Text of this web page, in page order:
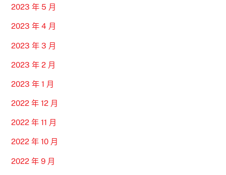
2023 年 5 月
2023 年 4 月
2023 年 3 月
2023 年 2 月
2023 年 1 月
2022 年 12 月
2022 年 11 月
2022 年 10 月
2022 年 9 月